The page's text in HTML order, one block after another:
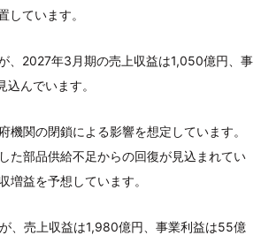
しています。
、2027年3月期の売上収益は1,050億円、事
んでいます。
機関の閉鎖による影響を想定しています。
た部品供給不足からの回復が見込まれてい
増益を予想しています。
、売上収益は1,980億円、事業利益は55億